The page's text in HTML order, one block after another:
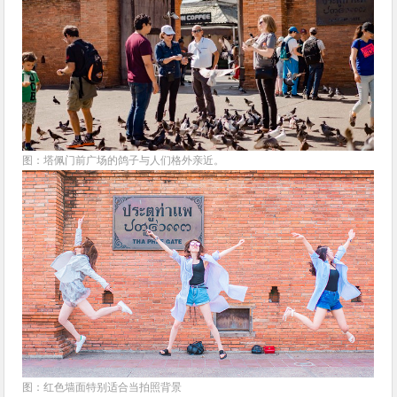
图：塔佩门前广场的鸽子与人们格外亲近。
图：红色墙面特别适合当拍照背景